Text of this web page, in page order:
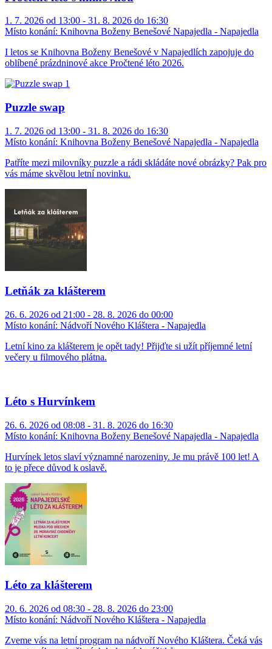
1. 7. 2026 od 13:00 - 31. 8. 2026 do 16:30
Místo konání: Knihovna Boženy Benešové Napajedla - Napajedla
I letos se Knihovna Boženy Benešové v Napajedlích zapojuje do
oblíbené prázdninové akce Pročtené léto 2026.
Puzzle swap
1. 7. 2026 od 13:00 - 31. 8. 2026 do 16:30
Místo konání: Knihovna Boženy Benešové Napajedla - Napajedla
Patříte mezi milovníky puzzle a rádi skládáte nové obrázky? Pak pro
vás máme skvělou letní novinku.
Letňák za klášterem
26. 6. 2026 od 21:00 - 28. 8. 2026 do 00:00
Místo konání: Nádvoří Nového Kláštera - Napajedla
Letní kino za klášterem je opět tady! Přijďte si užít příjemné letní
večery u filmového plátna.
Léto s Hurvínkem
26. 6. 2026 od 08:08 - 31. 8. 2026 do 16:30
Místo konání: Knihovna Boženy Benešové Napajedla - Napajedla
Hurvínek letos slaví významné narozeniny. Je mu právě 100 let! A
to je přece důvod k oslavě.
Léto za klášterem
20. 6. 2026 od 08:30 - 28. 8. 2026 do 23:00
Místo konání: Nádvoří Nového Kláštera - Napajedla
Zveme vás na letní program na nádvoří Nového Kláštera. Čeká vás